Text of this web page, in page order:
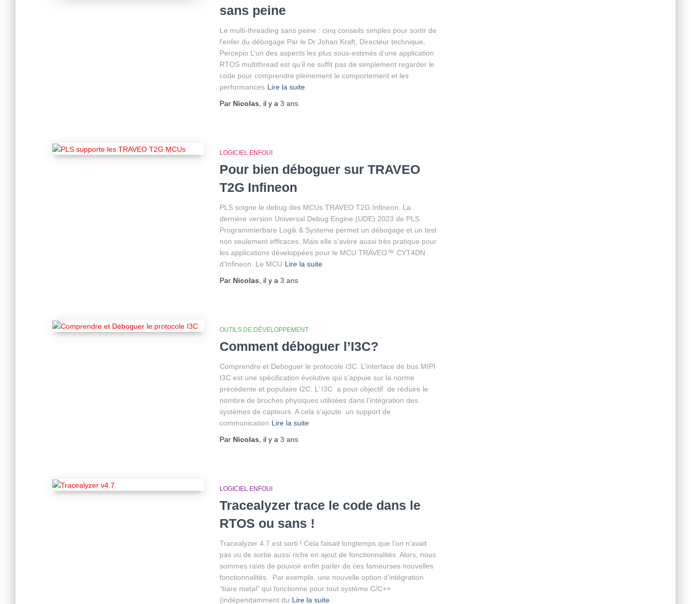
sans peine
Le multi-threading sans peine : cinq conseils simples pour sortir de
l’enfer du débogage Par le Dr Johan Kraft, Directeur technique,
Percepio L’un des aspects les plus sous-estimés d’une application
RTOS multithread est qu’il ne suffit pas de simplement regarder le
code pour comprendre pleinement le comportement et les
performances Lire la suite
Par Nicolas , il y a 3 ans
LOGICIEL ENFOUI
Pour bien déboguer sur TRAVEO
T2G Infineon
PLS soigne le debug des MCUs TRAVEO T2G Infineon. La
dernière version Universal Debug Engine (UDE) 2023 de PLS
Programmierbare Logik & Systeme permet un débogage et un test
non seulement efficaces. Mais elle s’avère aussi très pratique pour
les applications développées pour le MCU TRAVEO™ CYT4DN
d’Infineon. Le MCU Lire la suite
Par Nicolas , il y a 3 ans
OUTILS DE DÉVELOPPEMENT
Comment déboguer l’I3C?
Comprendre et Deboguer le protocole I3C. L’interface de bus MIPI
I3C est une spécification évolutive qui s’appuie sur la norme
précédente et populaire I2C. L’ I3C a pour objectif de réduire le
nombre de broches physiques utilisées dans l’intégration des
systèmes de capteurs. A cela s’ajoute un support de
communication Lire la suite
Par Nicolas , il y a 3 ans
LOGICIEL ENFOUI
Tracealyzer trace le code dans le
RTOS ou sans !
Tracealyzer 4.7 est sorti ! Cela faisait longtemps que l’on n’avait
pas vu de sortie aussi riche en ajout de fonctionnalités. Alors, nous
sommes ravis de pouvoir enfin parler de ces fameurses nouvelles
fonctionnalités. Par exemple, une nouvelle option d’intégration
“bare metal” qui fonctionne pour tout système C/C++
(indépendamment du Lire la suite